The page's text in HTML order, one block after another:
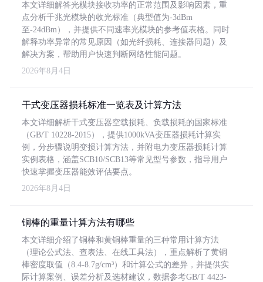
本文详细解答光模块接收功率的正常范围及影响因素，重
点分析千兆光模块的收光标准（典型值为-3dBm
至-24dBm），并提供不同速率光模块的参考值表格。同时
解释功率异常的常见原因（如光纤损耗、连接器问题）及
解决方案，帮助用户快速判断网络性能问题。
2026年8月4日
干式变压器损耗标准一览表及计算方法
本文详细解析干式变压器空载损耗、负载损耗的国家标准
（GB/T 10228-2015），提供1000kVA变压器损耗计算实
例，分步骤说明变损计算方法，并附电力变压器损耗计算
实例表格，涵盖SCB10/SCB13等常见型号参数，指导用户
快速掌握变压器能效评估要点。
2026年8月4日
铜棒的重量计算方法有哪些
本文详细介绍了铜棒和黄铜棒重量的三种常用计算方法
（理论公式法、查表法、在线工具法），重点解析了黄铜
棒密度取值（8.4-8.7g/cm³）和计算公式的差异，并提供实
际计算案例、误差分析及选材建议，数据参考GB/T 4423-